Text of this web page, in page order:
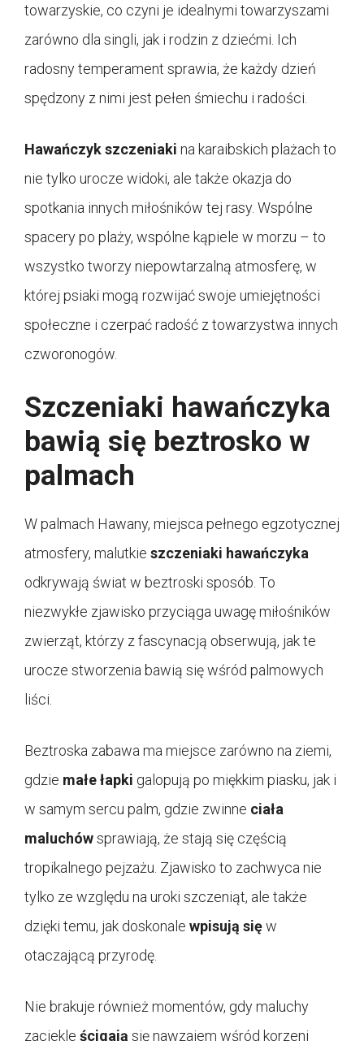
towarzyskie, co czyni je idealnymi towarzyszami
zarówno dla singli, jak i rodzin z dziećmi. Ich
radosny temperament sprawia, że każdy dzień
spędzony z nimi jest pełen śmiechu i radości.
Hawańczyk szczeniaki na karaibskich plażach to
nie tylko urocze widoki, ale także okazja do
spotkania innych miłośników tej rasy. Wspólne
spacery po plaży, wspólne kąpiele w morzu – to
wszystko tworzy niepowtarzalną atmosferę, w
której psiaki mogą rozwijać swoje umiejętności
społeczne i czerpać radość z towarzystwa innych
czworonogów.
Szczeniaki hawańczyka
bawią się beztrosko w
palmach
W palmach Hawany, miejsca pełnego egzotycznej
atmosfery, malutkie szczeniaki hawańczyka
odkrywają świat w beztroski sposób. To
niezwykłe zjawisko przyciąga uwagę miłośników
zwierząt, którzy z fascynacją obserwują, jak te
urocze stworzenia bawią się wśród palmowych
liści.
Beztroska zabawa ma miejsce zarówno na ziemi,
gdzie małe łapki galopują po miękkim piasku, jak i
w samym sercu palm, gdzie zwinne ciała
maluchówsprawiają, że stają się częścią
tropikalnego pejzażu. Zjawisko to zachwyca nie
tylko ze względu na uroki szczeniąt, ale także
dzięki temu, jak doskonale wpisują sięw
otaczającą przyrodę.
Nie brakuje również momentów, gdy maluchy
zaciekle ścigają się nawzajem wśród korzeni